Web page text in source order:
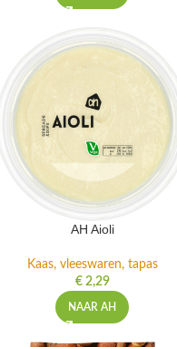
AH Aioli
Kaas, vleeswaren, tapas
€2,29
NAAR AH